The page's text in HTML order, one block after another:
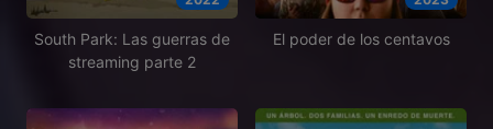
South Park: Las guerras de
streaming parte 2
El poder de los centavos